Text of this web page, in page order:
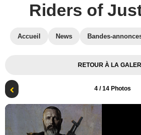
Riders of
Accueil News Bandes-
RETOUR À LA
4/ 14 Photos